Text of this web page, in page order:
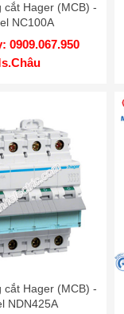
cắt Hager (MCB) -
NC100A
0909.067.950
cắt Hager (MCB) -
NDN425A